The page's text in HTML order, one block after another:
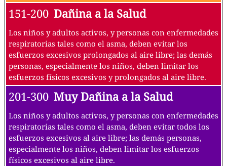
151-200 Dañina a la Salud
Los niños y adultos activos, y personas con enfermedades
respiratorias tales como el asma, deben evitar los
esfuerzos excesivos prolongados al aire libre; las demás
personas, especialmente los niños, deben limitar los
esfuerzos físicos excesivos y prolongados al aire libre.
201-300 Muy Dañina a la Salud
Los niños y adultos activos, y personas con enfermedades
respiratorias tales como el asma, deben evitar todos los
esfuerzos excesivos al aire libre; las demás personas,
especialmente los niños, deben limitar los esfuerzos
físicos excesivos al aire libre.